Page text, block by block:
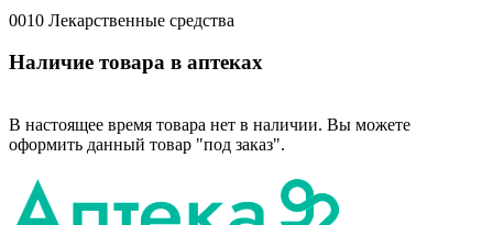
0010 Лекарственные средства
Наличие товара в аптеках
В настоящее время товара нет в наличии. Вы можете
оформить данный товар "под заказ".